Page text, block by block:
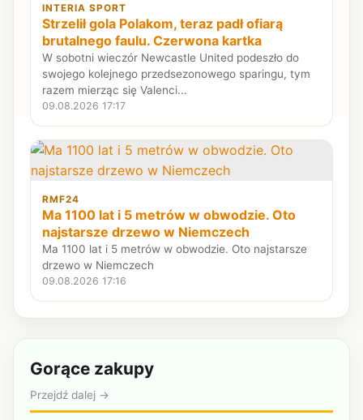
INTERIA SPORT
Strzelił gola Polakom, teraz padł ofiarą
brutalnego faulu. Czerwona kartka
W sobotni wieczór Newcastle United podeszło do
swojego kolejnego przedsezonowego sparingu, tym
razem mierząc się Valenci...
09.08.2026 17:17
RMF24
Ma 1100 lat i 5 metrów w obwodzie. Oto
najstarsze drzewo w Niemczech
Ma 1100 lat i 5 metrów w obwodzie. Oto najstarsze
drzewo w Niemczech
09.08.2026 17:16
Gorące zakupy
Przejdź dalej →